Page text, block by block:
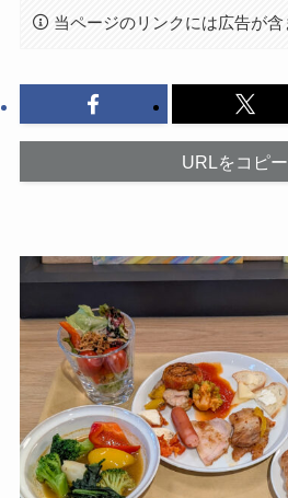
当ページのリンクには広告が含
URLをコピ